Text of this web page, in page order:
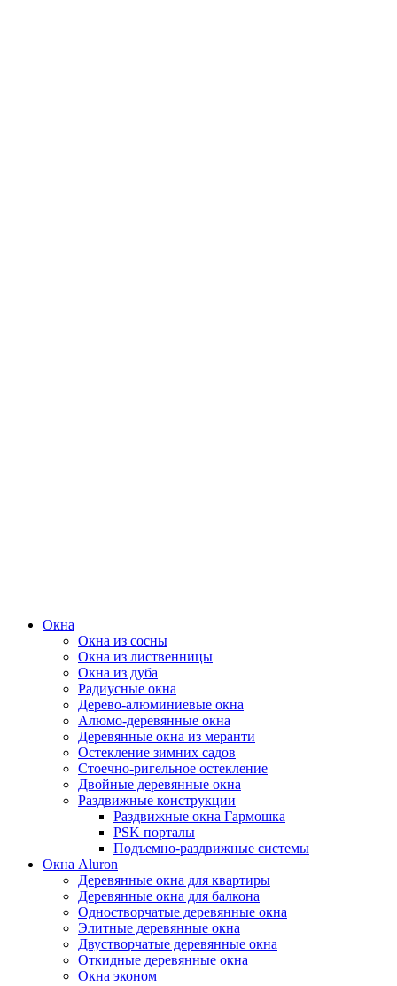
Окна
Окна из сосны
Окна из лиственницы
Окна из дуба
Радиусные окна
Дерево-алюминиевые окна
Алюмо-деревянные окна
Деревянные окна из меранти
Остекление зимних садов
Стоечно-ригельное остекление
Двойные деревянные окна
Раздвижные конструкции
Раздвижные окна Гармошка
PSK порталы
Подъемно-раздвижные системы
Окна Aluron
Деревянные окна для квартиры
Деревянные окна для балкона
Одностворчатые деревянные окна
Элитные деревянные окна
Двустворчатые деревянные окна
Откидные деревянные окна
Окна эконом